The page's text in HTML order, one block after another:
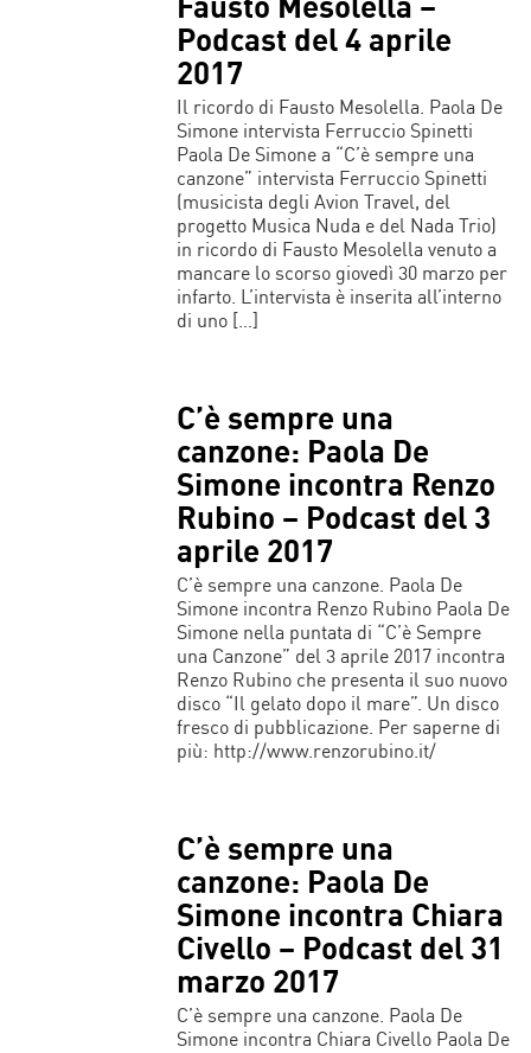
Podcast del 4 aprile
2017
Il ricordo di Fausto Mesolella. Paola De
Simone intervista Ferruccio Spinetti
Paola De Simone a “C’è sempre una
canzone” intervista Ferruccio Spinetti
(musicista degli Avion Travel, del
progetto Musica Nuda e del Nada Trio)
in ricordo di Fausto Mesolella venuto a
mancare lo scorso giovedì 30 marzo per
infarto. L’intervista è inserita all’interno
di uno […]
C’è sempre una
canzone: Paola De
Simone incontra Renzo
Rubino – Podcast del 3
aprile 2017
C’è sempre una canzone. Paola De
Simone incontra Renzo Rubino Paola De
Simone nella puntata di “C’è Sempre
una Canzone” del 3 aprile 2017 incontra
Renzo Rubino che presenta il suo nuovo
disco “Il gelato dopo il mare”. Un disco
fresco di pubblicazione. Per saperne di
più: http://www.renzorubino.it/
C’è sempre una
canzone: Paola De
Simone incontra Chiara
Civello – Podcast del 31
marzo 2017
C’è sempre una canzone. Paola De
Simone incontra Chiara Civello Paola De